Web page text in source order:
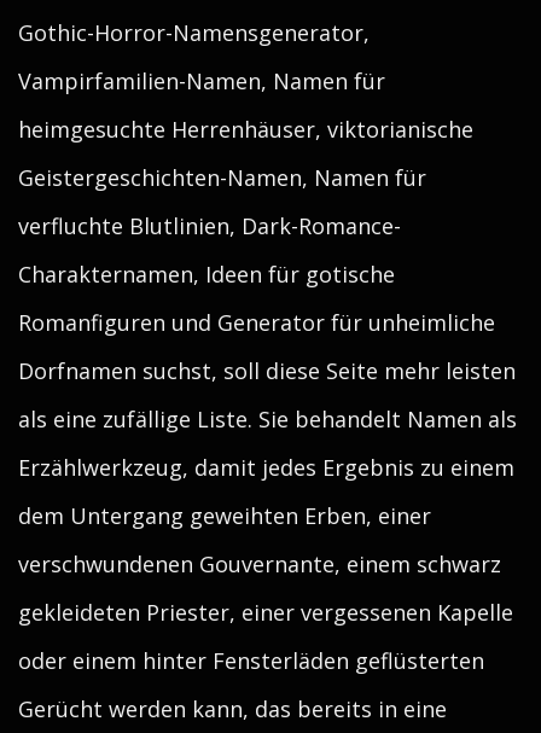
Gothic-Horror-Namensgenerator,
Vampirfamilien-Namen, Namen für
heimgesuchte Herrenhäuser, viktorianische
Geistergeschichten-Namen, Namen für
verfluchte Blutlinien, Dark-Romance-
Charakternamen, Ideen für gotische
Romanfiguren und Generator für unheimliche
Dorfnamen suchst, soll diese Seite mehr leisten
als eine zufällige Liste. Sie behandelt Namen als
Erzählwerkzeug, damit jedes Ergebnis zu einem
dem Untergang geweihten Erben, einer
verschwundenen Gouvernante, einem schwarz
gekleideten Priester, einer vergessenen Kapelle
oder einem hinter Fensterläden geflüsterten
Gerücht werden kann, das bereits in eine